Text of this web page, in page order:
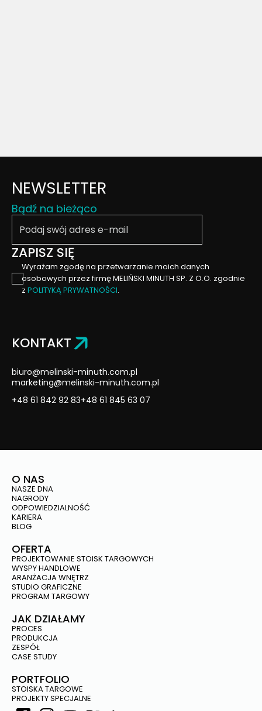
NEWSLETTER
Bądź na bieżąco
ZAPISZ SIĘ
Wyrażam zgodę na przetwarzanie moich danych
osobowych przez firmę MELIŃSKI MINUTH SP. Z O.O. zgodnie
z POLITYKĄ PRYWATNOŚCI.
KONTAKT
biuro@melinski-minuth.com.pl
marketing@melinski-minuth.com.pl
+48 61 842 92 83+48 61 845 63 07
O NAS
NASZE DNA
NAGRODY
ODPOWIEDZIALNOŚĆ
KARIERA
BLOG
OFERTA
PROJEKTOWANIE STOISK TARGOWYCH
WYSPY HANDLOWE
ARANŻACJA WNĘTRZ
STUDIO GRAFICZNE
PROGRAM TARGOWY
JAK DZIAŁAMY
PROCES
PRODUKCJA
ZESPÓŁ
CASE STUDY
PORTFOLIO
STOISKA TARGOWE
PROJEKTY SPECJALNE